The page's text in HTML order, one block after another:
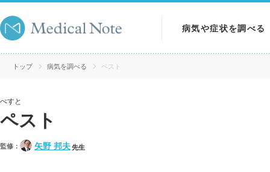
病気や症状を調べる
病気を調べる
トップ 病気を調べる ペスト
ぺすと
ペスト
監修： 矢野 邦夫先生